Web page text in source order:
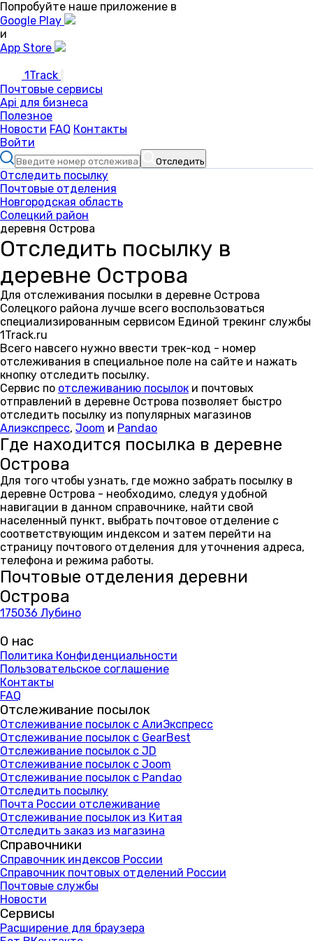
Попробуйте наше приложение в
Google Play
и
App Store
1Track
Почтовые сервисы
Api для бизнеса
Полезное
Новости FAQ Контакты
Войти
Отследить
Отследить посылку
Почтовые отделения
Новгородская область
Солецкий район
деревня Острова
Отследить посылку в
деревне Острова
Для отслеживания посылки в деревне Острова
Солецкого района лучше всего воспользоваться
специализированным сервисом Единой трекинг службы
1Track.ru
Всего навсего нужно ввести трек-код - номер
отслеживания в специальное поле на сайте и нажать
кнопку отследить посылку.
Сервис по отслеживанию посылок и почтовых
отправлений в деревне Острова позволяет быстро
отследить посылку из популярных магазинов
Алиэкспресс, Joom и Pandao
Где находится посылка в деревне
Острова
Для того чтобы узнать, где можно забрать посылку в
деревне Острова - необходимо, следуя удобной
навигации в данном справочнике, найти свой
населенный пункт, выбрать почтовое отделение с
соответствующим индексом и затем перейти на
страницу почтового отделения для уточнения адреса,
телефона и режима работы.
Почтовые отделения деревни
Острова
175036 Лубино
О нас
Политика Конфиденциальности
Пользовательское соглашение
Контакты
FAQ
Отслеживание посылок
Отслеживание посылок с АлиЭкспресс
Отслеживание посылок с GearBest
Отслеживание посылок с JD
Отслеживание посылок с Joom
Отслеживание посылок с Pandao
Отследить посылку
Почта России отслеживание
Отслеживание посылок из Китая
Отследить заказ из магазина
Справочники
Справочник индексов России
Справочник почтовых отделений России
Почтовые службы
Новости
Сервисы
Расширение для браузера